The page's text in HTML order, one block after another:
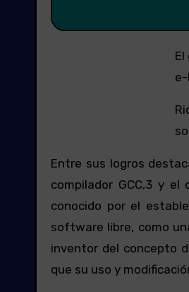
El
e-
Entre sus logros
compilador GCC,3 y el
conocido por el
software libre, como
inventor del concepto
que su uso y